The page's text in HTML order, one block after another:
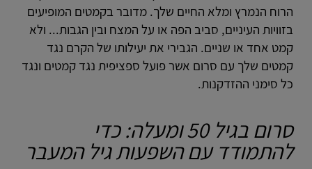
הרוח הנמרץ ומלא החיים שלך. מדובר בקמטים המופיעים
בזוויות העיניים, סביב הפה או על המצח ובין הגבות... ולא
קמט אחד או שניים. הגבירי את יעילותו של הקרם נגד
קמטים שלך עם סרום אשר פועל ספציפית נגד קמטים ונגד
כל סימני ההזדקנות.
סרום בגיל 50 ומעלה: כדי
להתמודד עם השפעות גיל המעבר